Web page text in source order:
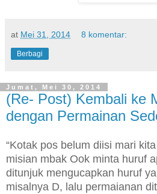
at Mei 31, 2014 8 komentar:
Berbagi
Jumat, Mei 30, 2014
(Re- Post) Kembali ke
dengan Permainan
“Kotak pos belum diisi mari
misian mbak Ook minta huruf
ditunjuk mengucapkan huruf
misalnya D, lalu permaianan